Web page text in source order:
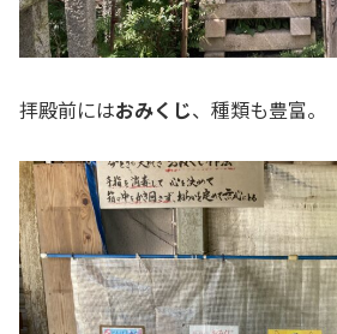
拝殿前にはおみくじ、種類も豊富。